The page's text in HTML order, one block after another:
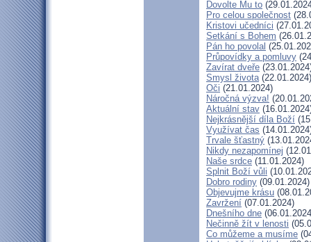
Dovolte Mu to
Pro celou společnost
Kristovi učedníci
Setkání s Bohem
Pán ho povolal
Průpovídky a pomluvy
Zavírat dveře
Smysl života(22.01.2024)
Oči (21.01.2024)
Náročná výzva!
Aktuální stav
Nejkrásnější díla Boží
Využívat čas
Trvale šťastný
Nikdy nezapomínej
Naše srdce (11.01.2024)
Splnit Boží vůli
Dobro rodiny (09.01.2024)
Objevujme krásu
Zavržení (07.01.2024)
Dnešního dne
Nečinně žít v lenosti
Co můžeme a musíme